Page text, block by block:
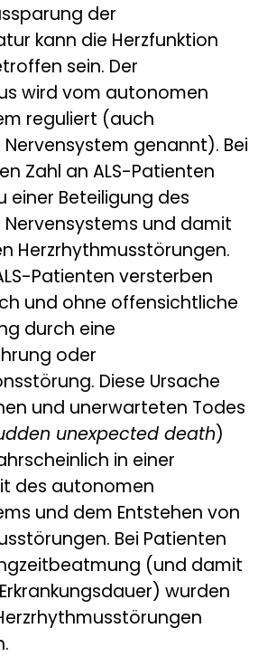
der
kann die Herzfunktion
sein. Der
wird vom autonomen
reguliert (auch
genannt). Bei
Zahl an ALS-Patienten
einer Beteiligung des
und damit
Herzrhythmusstörungen.
Patienten versterben
und ohne offensichtliche
durch eine
oder
Diese Ursache
und unerwarteten Todes
unexpected death)
in einer
des autonomen
und dem Entstehen von
Bei Patienten
(und damit
wurden